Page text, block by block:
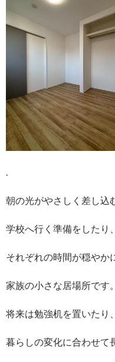
朝の光がやさしく差し込
学校へ行く準備をしたり
それぞれの時間が穏やか
家族の小さな居場所です。
将来は勉強机を置いたり
暮らしの変化に合わせて